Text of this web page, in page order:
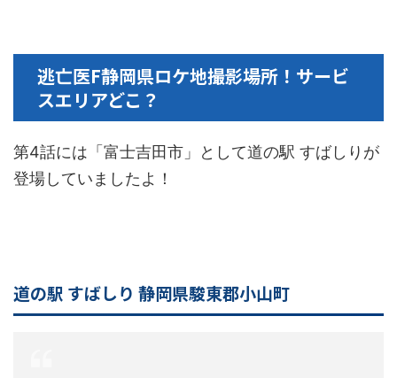
逃亡医F静岡県ロケ地撮影場所！サービ
スエリアどこ？
第4話には「富士吉田市」として道の駅 すばしりが
登場していましたよ！
道の駅 すばしり 静岡県駿東郡小山町